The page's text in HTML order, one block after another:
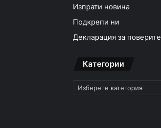
Изпрати новина
Подкрепи ни
Декларация за
Категории
Категории